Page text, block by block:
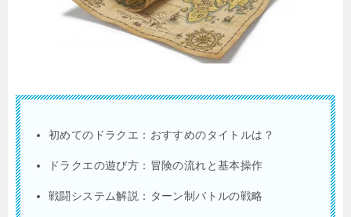
初めてのドラクエ：おすすめのタイトルは？
ドラクエの遊び方：冒険の流れと基本操作
戦闘システム解説：ターン制バトルの戦略